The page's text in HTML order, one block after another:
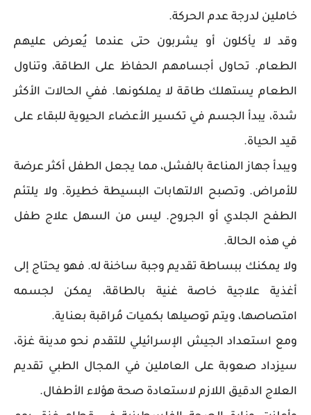
خاملين لدرجة عدم الحركة.
وقد لا يأكلون أو يشربون حتى عندما يُعرض عليهم
الطعام. تحاول أجسامهم الحفاظ على الطاقة، وتناول
الطعام يستهلك طاقة لا يملكونها. ففي الحالات الأكثر
شدة، يبدأ الجسم في تكسير الأعضاء الحيوية للبقاء على
قيد الحياة.
ويبدأ جهاز المناعة بالفشل، مما يجعل الطفل أكثر عرضة
للأمراض. وتصبح الالتهابات البسيطة خطيرة. ولا يلتئم
الطفح الجلدي أو الجروح. ليس من السهل علاج طفل
في هذه الحالة.
ولا يمكنك ببساطة تقديم وجبة ساخنة له. فهو يحتاج إلى
أغذية علاجية خاصة غنية بالطاقة، يمكن لجسمه
امتصاصها، ويتم توصيلها بكميات مُراقبة بعناية.
ومع استعداد الجيش الإسرائيلي للتقدم نحو مدينة غزة،
سيزداد صعوبة على العاملين في المجال الطبي تقديم
العلاج الدقيق اللازم لاستعادة صحة هؤلاء الأطفال.